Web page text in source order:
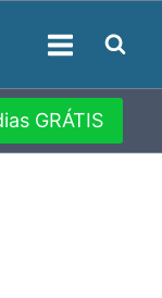
GRÁTIS